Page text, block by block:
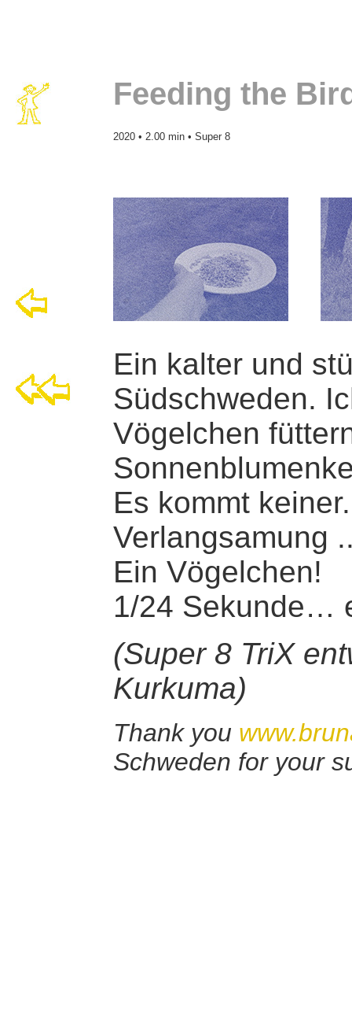
Feeding the
2020 • 2.00 min • Super 8
Ein kalter und
Südschweden.
Vögelchen
Es kommt
Verlangsamung
Ein Vögelchen!
1/24 Sekunde…
(Super 8 TriX
Kurkuma)
Thank you
Schweden for your